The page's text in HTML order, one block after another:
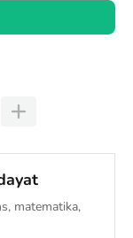
matematika,